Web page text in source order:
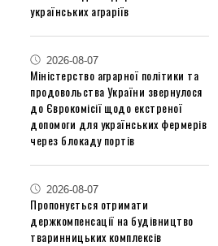
українських аграріїв
2026-08-07
Міністерство аграрної політики та
продовольства України звернулося
до Єврокомісії щодо екстреної
допомоги для українських фермерів
через блокаду портів
2026-08-07
Пропонується отримати
держкомпенсації на будівництво
тваринницьких комплексів